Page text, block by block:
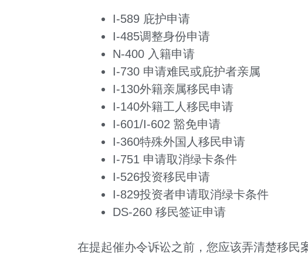
I-589 庇护申请
I-485调整身份申请
N-400 入籍申请
I-730 申请难民或庇护者亲属
I-130外籍亲属移民申请
I-140外籍工人移民申请
I-601/I-602 豁免申请
I-360特殊外国人移民申请
I-751 申请取消绿卡条件
I-526投资移民申请
I-829投资者申请取消绿卡条件
DS-260 移民签证申请
在提起催办令诉讼之前，您应该弄清楚移民